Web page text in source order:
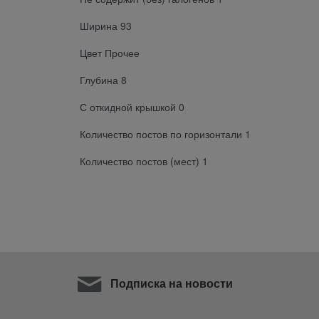
Ширина 93
Цвет Прочее
Глубина 8
С откидной крышкой 0
Количество постов по горизонтали 1
Количество постов (мест) 1
Подписка на новости